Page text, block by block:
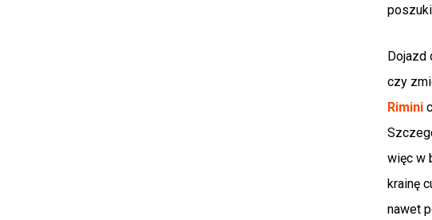
Dojazd
czy
Rimini
więc w
krainę
nawet